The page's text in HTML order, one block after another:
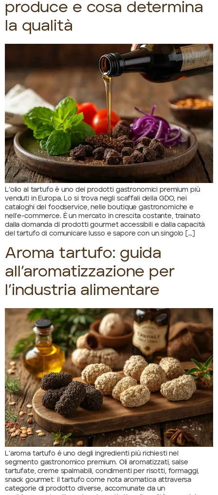
produce e cosa determina
la qualità
L’olio al tartufo è uno dei prodotti gastronomici premium più
venduti in Europa. Lo si trova negli scaffali della GDO, nei
cataloghi del foodservice, nelle boutique gastronomiche e
nell’e-commerce. È un mercato in crescita costante, trainato
dalla domanda di prodotti gourmet accessibili e dalla capacità
del tartufo di comunicare lusso e sapore con un singolo […]
Aroma tartufo: guida
all’aromatizzazione per
l’industria alimentare
L’aroma tartufo è uno degli ingredienti più richiesti nel
segmento gastronomico premium. Oli aromatizzati, salse
tartufate, creme spalmabili, condimenti per risotti, formaggi,
snack gourmet: il tartufo come nota aromatica attraversa
categorie di prodotto diverse, accomunate da un